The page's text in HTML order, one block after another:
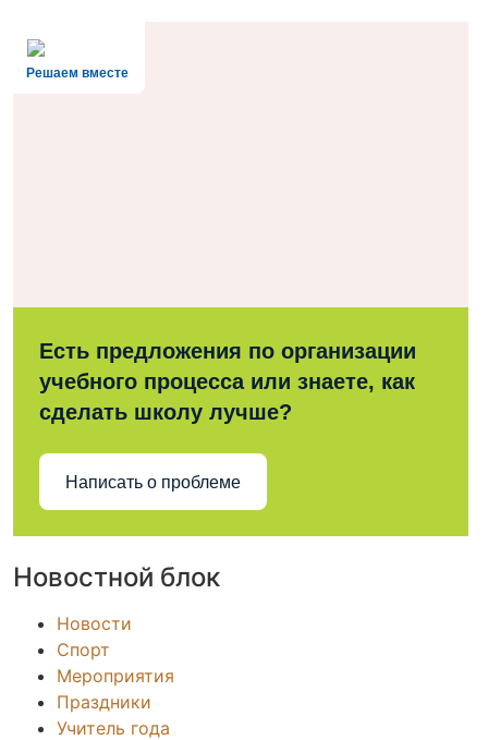
Решаем вместе
Есть предложения по организации
учебного процесса или знаете, как
сделать школу лучше?
Написать о проблеме
Новостной блок
Новости
Спорт
Мероприятия
Праздники
Учитель года